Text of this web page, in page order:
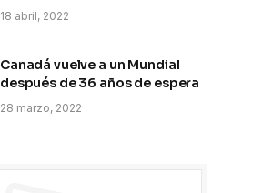
18 abril, 2022
Canadá vuelve a un Mundial
después de 36 años de espera
28 marzo, 2022